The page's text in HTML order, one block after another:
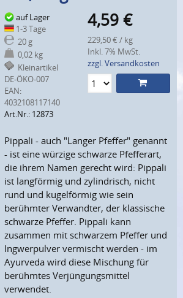
auf Lager
1-3 Tage
20 g
0,02 kg
Kleinartikel
DE-ÖKO-007
EAN:
4032108117140
Art.Nr.: 12873
4,59 €
229,50 € / kg
Inkl. 7% MwSt.
zzgl. Versandkosten
Pippali - auch "Langer Pfeffer" genannt
- ist eine würzige schwarze Pfefferart,
die ihrem Namen gerecht wird: Pippali
ist langförmig und zylindrisch, nicht
rund und kugelförmig wie sein
berühmter Verwandter, der klassische
schwarze Pfeffer. Pippali kann
zusammen mit schwarzem Pfeffer und
Ingwerpulver vermischt werden - im
Ayurveda wird diese Mischung für
berühmtes Verjüngungsmittel
verwendet.